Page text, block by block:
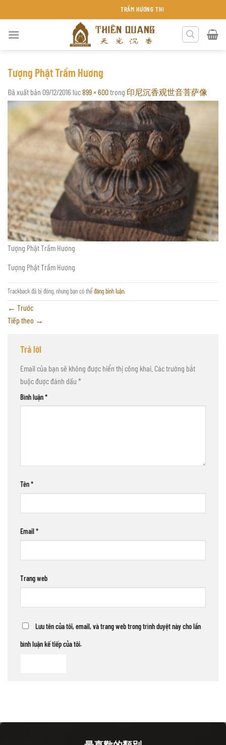
đến
TRẦM HƯƠNG THIÊN QUANG KHÁNH HÒA
Tượng Phật Trầm Hương
Đã xuất bản 09/12/2016 lúc899 × 600trong 印尼沉香观世音菩萨像
Tượng Phật Trầm Hương
Tượng Phật Trầm Hương
Trackback đã bị đóng, nhưng bạn có thểđăng bình luận.
← Trước
Tiếp theo →
Trả lời
Email của bạn sẽ không được hiển thị công khai. Các trường bắt
buộc được đánh dấu *
Bình luận*
Tên*
Email*
Trang web
Lưu tên của tôi, email, và trang web trong trình duyệt này cho lần
bình luận kế tiếp của tôi.